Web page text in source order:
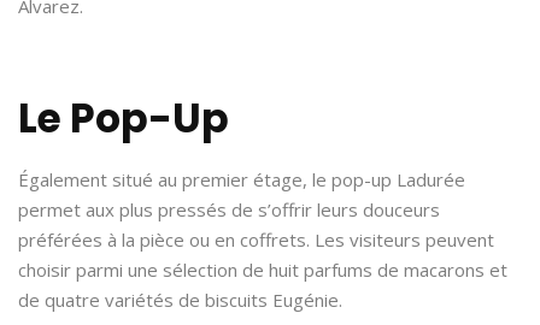
Alvarez.
Le Pop-Up
Également situé au premier étage, le pop-up Ladurée
permet aux plus pressés de s’offrir leurs douceurs
préférées à la pièce ou en coffrets. Les visiteurs peuvent
choisir parmi une sélection de huit parfums de macarons et
de quatre variétés de biscuits Eugénie.